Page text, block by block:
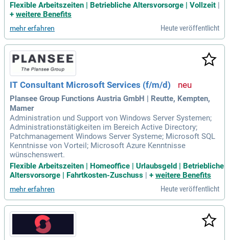
Flexible Arbeitszeiten | Betriebliche Altersvorsorge | Vollzeit
+ weitere Benefits
mehr erfahren Heute veröffentlicht
IT Consultant Microsoft Services (f/m/d)
Plansee Group Functions Austria GmbH | Reutte, Kempten,
Mamer
Administration und Support von Windows Server Systemen;
Administrationstätigkeiten im Bereich Active Directory;
Patchmanagement Windows Server Systeme; Microsoft SQL
Kenntnisse von Vorteil; Microsoft Azure Kenntnisse
wünschenswert.
Flexible Arbeitszeiten | Homeoffice | Urlaubsgeld | Betriebliche
Altersvorsorge | Fahrtkosten-Zuschuss | + weitere Benefits
mehr erfahren Heute veröffentlicht